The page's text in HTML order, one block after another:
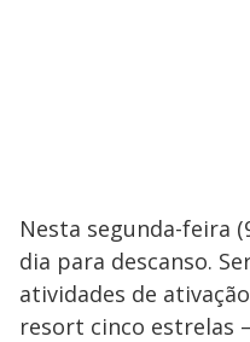
Nesta segunda-feira
dia para descanso.
atividades de
resort cinco estrelas